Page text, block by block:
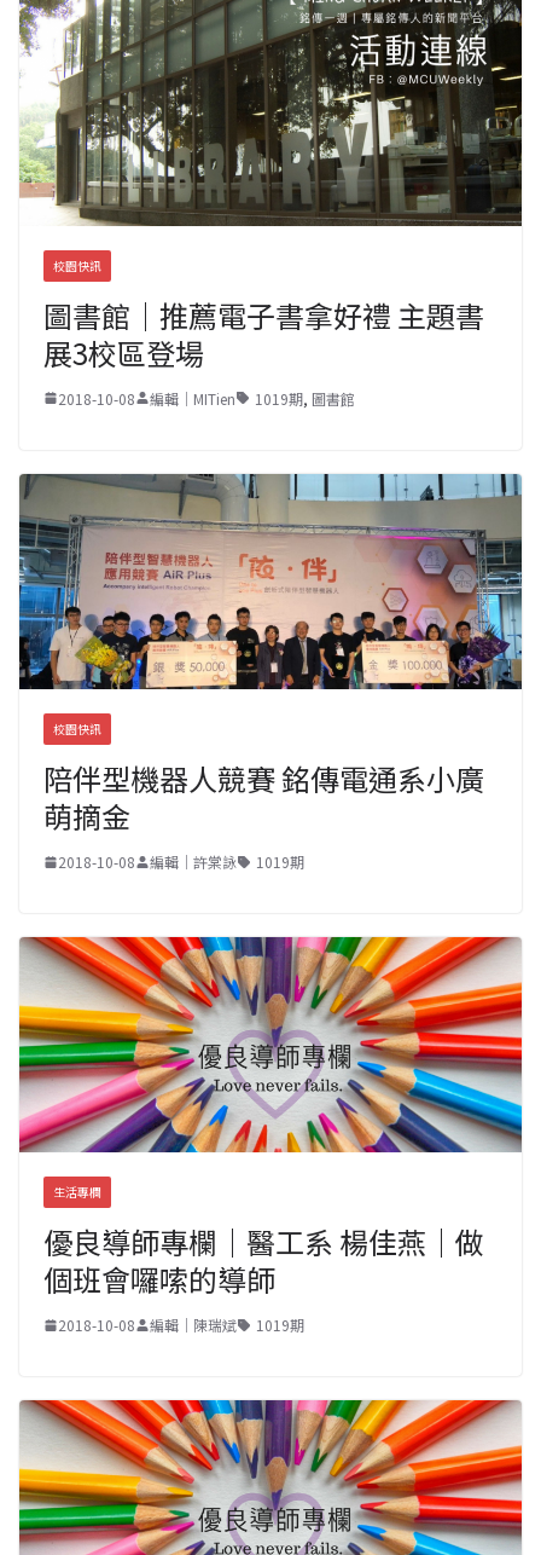
校園快訊
圖書館｜推薦電子書拿好禮 主題書
展3校區登場
2018-10-08 編輯｜MITien 1019期, 圖書館
校園快訊
陪伴型機器人競賽 銘傳電通系小廣
萌摘金
2018-10-08 編輯｜許棠詠 1019期
生活專欄
優良導師專欄｜醫工系 楊佳燕｜做
個班會囉嗦的導師
2018-10-08 編輯｜陳瑞斌 1019期